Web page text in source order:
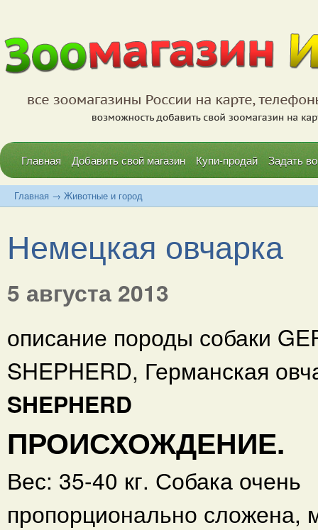
Главная Добавить свой магазин Купи-продай Задать
Главная → Животные и город
Немецкая овчарка
5 августа 2013
описание породы собаки
SHEPHERD, Германская
SHEPHERD
ПРОИСХОЖДЕНИЕ.
Вес: 35-40 кг. Собака очень
пропорционально сложена,